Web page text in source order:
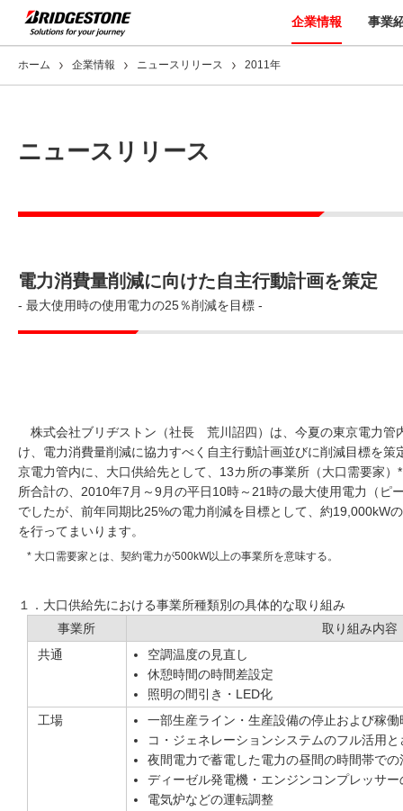
企業情報 事業
ホーム 企業情報 ニュースリリース 2011年
ニュースリリース
電力消費量削減に向けた自主行動計画を策定
- 最大使用時の使用電力の25％削減を目標 -
株式会社ブリヂストン（社長 荒川詔四）は、今夏の東京電力管
け、電力消費量削減に協力すべく自主行動計画並びに削減目標を策
京電力管内に、大口供給先として、13カ所の事業所（大口需要家
所合計の、2010年7月～9月の平日10時～21時の最大使用電力（ピ
でしたが、前年同期比25%の電力削減を目標として、約19,000kW
を行ってまいります。
* 大口需要家とは、契約電力が500kW以上の事業所を意味する。
１．大口供給先における事業所種類別の具体的な取り組み
事業所
取り組み内容
共通
空調温度の見直し
休憩時間の時間差設定
照明の間引き・LED化
工場
一部生産ライン・生産設備の停止および稼働
コ・ジェネレーションシステムのフル活用
夜間電力で蓄電した電力の昼間の時間帯で
ディーゼル発電機・エンジンコンプレッサー
電気炉などの運転調整